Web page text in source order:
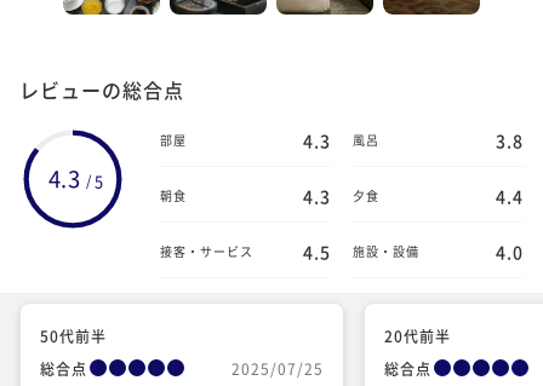
レビューの総合点
4.3 /5
部屋 4.3 風呂 3.8
朝食 4.3 夕食 4.4
接客・サービス 4.5 施設・設備 4.0
50代前半
総合点
2025/07/25
20代前半
総合点